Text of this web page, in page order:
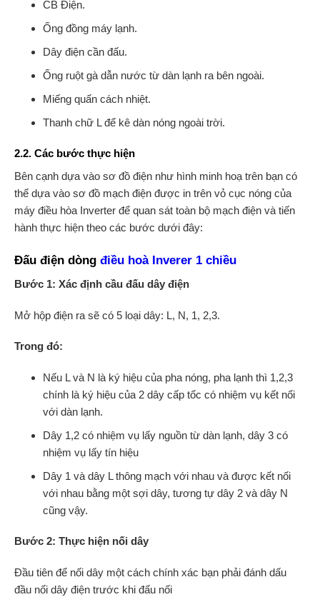
CB Điện.
Ống đồng máy lạnh.
Dây điện cần đấu.
Ống ruột gà dẫn nước từ dàn lạnh ra bên ngoài.
Miếng quấn cách nhiệt.
Thanh chữ L để kê dàn nóng ngoài trời.
2.2. Các bước thực hiện
Bên cạnh dựa vào sơ đồ điện như hình minh hoạ trên bạn có
thể dựa vào sơ đồ mạch điện được in trên vỏ cục nóng của
máy điều hòa Inverter để quan sát toàn bộ mạch điện và tiến
hành thực hiện theo các bước dưới đây:
Đấu điện dòng điều hoà Inverer 1 chiều
Bước 1: Xác định cầu đấu dây điện
Mở hộp điện ra sẽ có 5 loại dây: L, N, 1, 2,3.
Trong đó:
Nếu L và N là ký hiệu của pha nóng, pha lạnh thì 1,2,3
chính là ký hiệu của 2 dây cấp tốc có nhiệm vụ kết nối
với dàn lạnh.
Dây 1,2 có nhiệm vụ lấy nguồn từ dàn lạnh, dây 3 có
nhiệm vụ lấy tín hiệu
Dây 1 và dây L thông mạch với nhau và được kết nối
với nhau bằng một sợi dây, tương tự dây 2 và dây N
cũng vậy.
Bước 2: Thực hiện nối dây
Đầu tiên để nối dây một cách chính xác bạn phải đánh dấu
đầu nối dây điện trước khi đấu nối